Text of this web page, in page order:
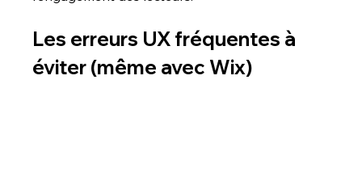
Les erreurs UX fréquentes à
éviter (même avec Wix)